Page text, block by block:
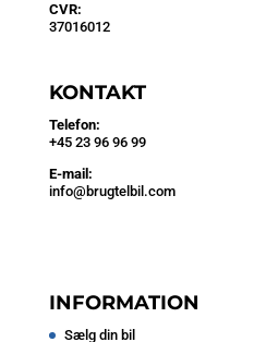
CVR:
37016012
KONTAKT
Telefon:
+45 23 96 96 99
E-mail:
info@brugtelbil.com
INFORMATION
Sælg din bil